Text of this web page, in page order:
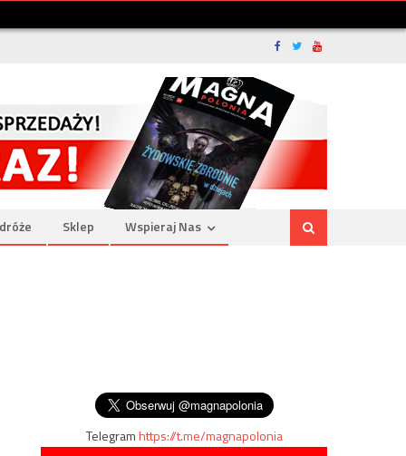
Sklep Wspieraj Nas
Telegramhttps://t.me/magnapolonia